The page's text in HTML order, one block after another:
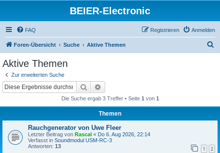
BEIER-Electronic
FAQ Anmelden
Registrieren
Foren-Übersicht Suche Aktive Themen
Aktive Themen
Zur erweiterten Suche
Suche
Die Suche ergab 3 Treffer • Seite 1 von 1
Themen
Rauchgenerator von Uwe Fleer
Letzter Beitrag von Rascal « Do 6. Aug 2026, 22:14
Verfasst in Soundmodul USM-RC-3
Antworten: 13 1 2